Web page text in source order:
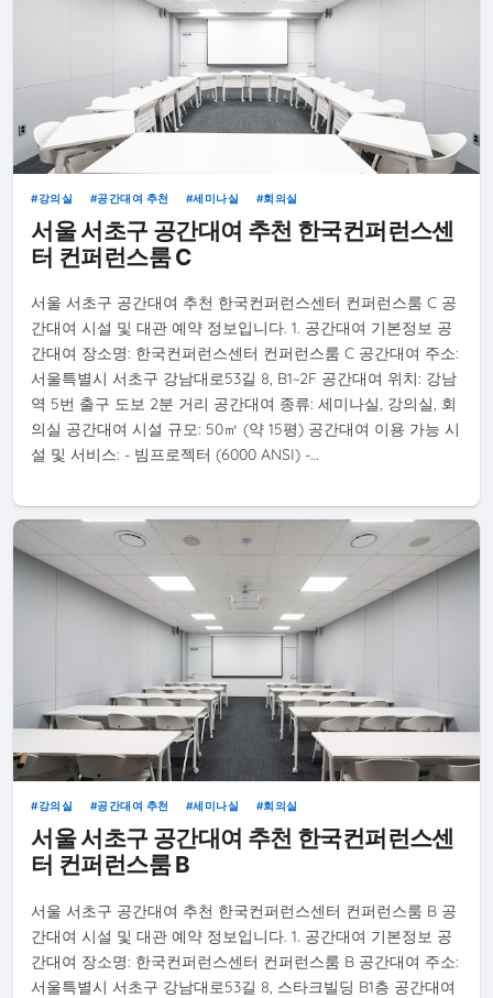
강의실 공간대여 추천 세미나실 회의실
서울 서초구 공간대여 추천 한국컨퍼런스센
터 컨퍼런스룸 C
서울 서초구 공간대여 추천 한국컨퍼런스센터 컨퍼런스룸 C 공
간대여 시설 및 대관 예약 정보입니다. 1. 공간대여 기본정보 공
간대여 장소명: 한국컨퍼런스센터 컨퍼런스룸 C 공간대여 주소:
서울특별시 서초구 강남대로53길 8, B1~2F 공간대여 위치: 강남
역 5번 출구 도보 2분 거리 공간대여 종류: 세미나실, 강의실, 회
의실 공간대여 시설 규모: 50㎡ (약 15평) 공간대여 이용 가능 시
설 및 서비스: - 빔프로젝터 (6000 ANSI) -…
강의실 공간대여 추천 세미나실 회의실
서울 서초구 공간대여 추천 한국컨퍼런스센
터 컨퍼런스룸 B
서울 서초구 공간대여 추천 한국컨퍼런스센터 컨퍼런스룸 B 공
간대여 시설 및 대관 예약 정보입니다. 1. 공간대여 기본정보 공
간대여 장소명: 한국컨퍼런스센터 컨퍼런스룸 B 공간대여 주소:
서울특별시 서초구 강남대로53길 8, 스타크빌딩 B1층 공간대여